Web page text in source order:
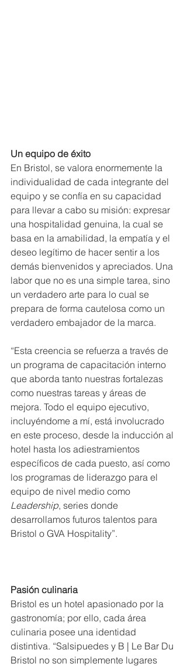
Un equipo de éxito
En Bristol, se valora enormemente la
individualidad de cada integrante del
equipo y se confía en su capacidad
para llevar a cabo su misión: expresar
una hospitalidad genuina, la cual se
basa en la amabilidad, la empatía y el
deseo legítimo de hacer sentir a los
demás bienvenidos y apreciados. Una
labor que no es una simple tarea, sino
un verdadero arte para lo cual se
prepara de forma cautelosa como un
verdadero embajador de la marca.
“Esta creencia se refuerza a través de
un programa de capacitación interno
que aborda tanto nuestras fortalezas
como nuestras tareas y áreas de
mejora. Todo el equipo ejecutivo,
incluyéndome a mí, está involucrado
en este proceso, desde la inducción al
hotel hasta los adiestramientos
específicos de cada puesto, así como
los programas de liderazgo para el
equipo de nivel medio como
Leadership, series donde
desarrollamos futuros talentos para
Bristol o GVA Hospitality”.
Pasión culinaria
Bristol es un hotel apasionado por la
gastronomía; por ello, cada área
culinaria posee una identidad
distintiva. “Salsipuedes y B | Le Bar Du
Bristol no son simplemente lugares